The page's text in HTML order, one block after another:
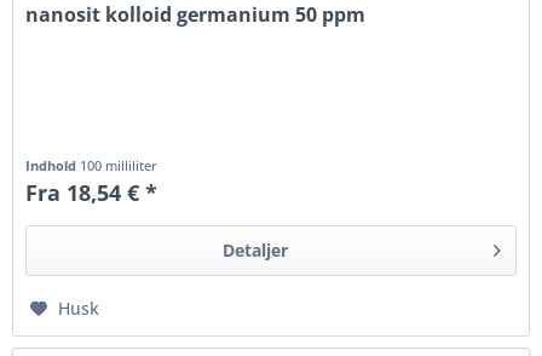
nanosit kolloid germanium 50 ppm
Indhold 100 milliliter
Fra 18,54 € *
Detaljer
Husk